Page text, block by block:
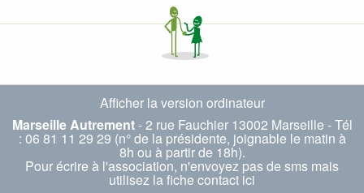
Afficher la version ordinateur
Marseille Autrement- 2 rue Fauchier 13002 Marseille - Tél
: 06 81 11 29 29 (n° de la présidente, joignable le matin à
8h ou à partir de 18h).
Pour écrire à l'association, n'envoyez pas de sms mais
utilisez la fiche contact ici